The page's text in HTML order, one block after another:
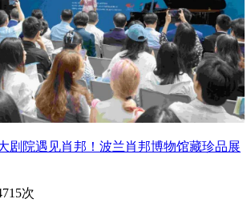
剧院遇见肖邦！波兰肖邦博物馆藏珍品展
次